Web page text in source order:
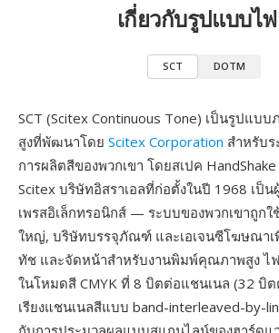
เกี่ยวกับรูปแบบไ
SCT DOTM
SCT (Scitex Continuous Tone) เป็นรูปแบ
สูงที่พัฒนาโดย Scitex Corporation สำหรับ
การผลิตสีของพวกเขา โดยสเปค
Scitex บริษัทอิสราเอลที่ก่อตั้งในปี 1968 เป็
เพรสอิเล็กทรอนิกส์ — ระบบของพวกเขาถูก
ใหญ่, บริษัทบรรจุภัณฑ์ และเอเจนซีโฆษณาเ
ทัช และจัดหน้าสำหรับงานพิมพ์คุณภาพสูง ไฟ
ในโหมดสี CMYK ที่ 8 บิตต่อแชนเนล (32 บิ
เรียงแชนเนลสีแบบ band-interleaved-by-